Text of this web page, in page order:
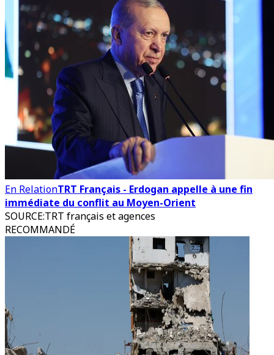
En RelationTRT Français - Erdogan appelle à une fin
immédiate du conflit au Moyen-Orient
SOURCE:TRT français et agences
RECOMMANDÉ